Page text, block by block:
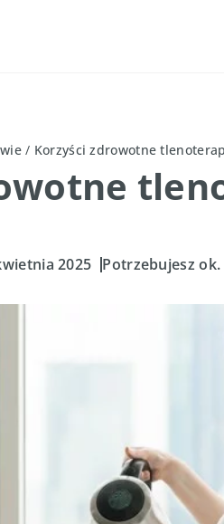
/ Korzyści zdrowotne
2025 Potrzebujesz